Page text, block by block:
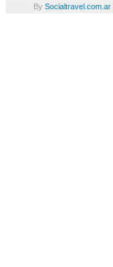
By Socialtravel.com.ar